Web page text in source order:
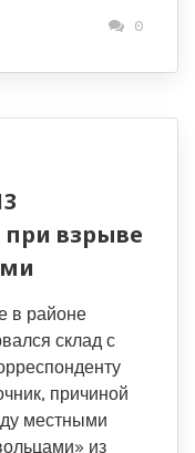
0
взрыве
в районе
склад с
причиной
местными
из